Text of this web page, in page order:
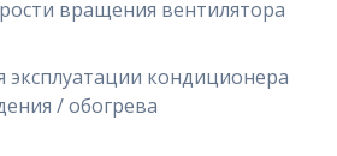
вращения вентилятора
эксплуатации кондиционера
/ обогрева